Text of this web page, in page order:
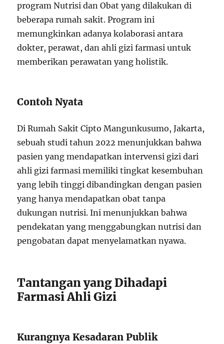
program Nutrisi dan Obat yang dilakukan di
beberapa rumah sakit. Program ini
memungkinkan adanya kolaborasi antara
dokter, perawat, dan ahli gizi farmasi untuk
memberikan perawatan yang holistik.
Contoh Nyata
Di Rumah Sakit Cipto Mangunkusumo, Jakarta,
sebuah studi tahun 2022 menunjukkan bahwa
pasien yang mendapatkan intervensi gizi dari
ahli gizi farmasi memiliki tingkat kesembuhan
yang lebih tinggi dibandingkan dengan pasien
yang hanya mendapatkan obat tanpa
dukungan nutrisi. Ini menunjukkan bahwa
pendekatan yang menggabungkan nutrisi dan
pengobatan dapat menyelamatkan nyawa.
Tantangan yang Dihadapi
Farmasi Ahli Gizi
Kurangnya Kesadaran Publik